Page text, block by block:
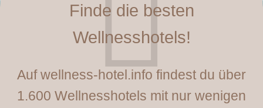
Finde die besten
Wellnesshotels!
Auf wellness-hotel.info findest du über
1.600 Wellnesshotels mit nur wenigen